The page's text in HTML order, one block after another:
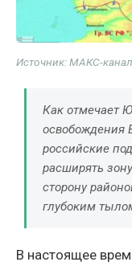
Источник: МАКС-канал
Как отмечает
освобождения
российские
расширять
сторону
глубоким
В настоящее